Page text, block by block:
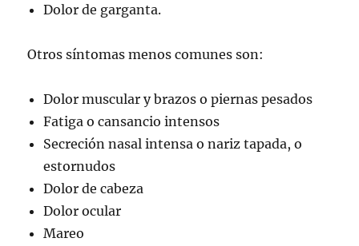
Dolor de garganta.
Otros síntomas menos comunes son:
Dolor muscular y brazos o piernas pesados
Fatiga o cansancio intensos
Secreción nasal intensa o nariz tapada, o
estornudos
Dolor de cabeza
Dolor ocular
Mareo